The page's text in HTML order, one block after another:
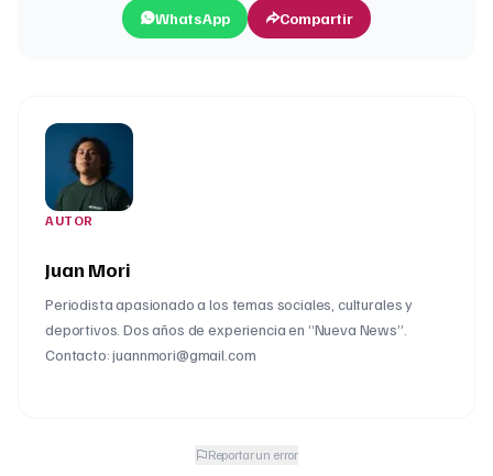
WhatsApp Compartir
AUTOR
Juan Mori
Periodista apasionado a los temas sociales, culturales y
deportivos. Dos años de experiencia en “Nueva News”.
Contacto: juannmori@gmail.com
Reportar un error